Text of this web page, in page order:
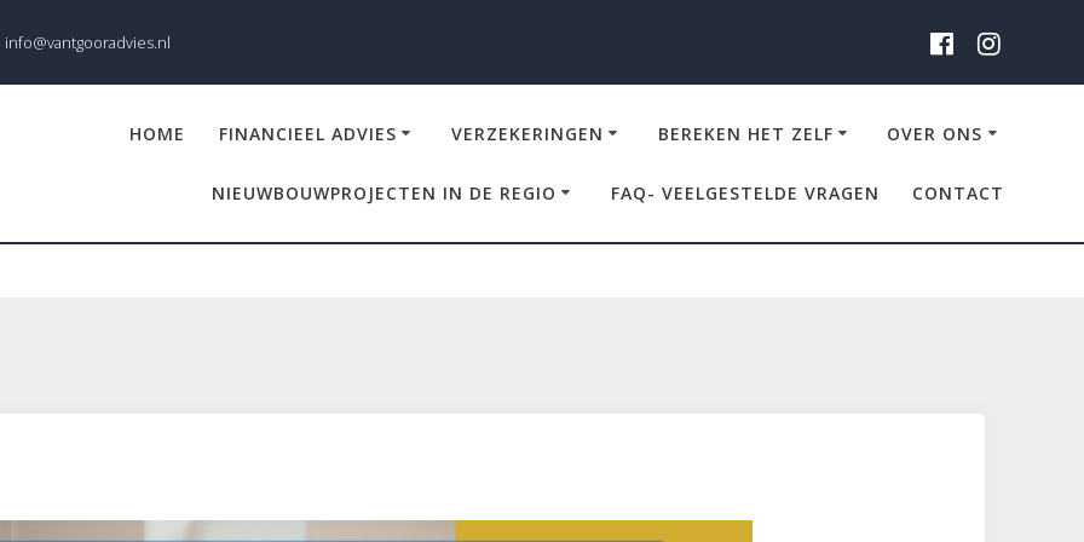
info@vantgooradvies.nl
HOME FINANCIEEL ADVIES VERZEKERINGEN BEREKEN HET ZELF OVER ONS
NIEUWBOUWPROJECTEN IN DE REGIO FAQ- VEELGESTELDE VRAGEN CONTACT
persoonlijk en betrokken